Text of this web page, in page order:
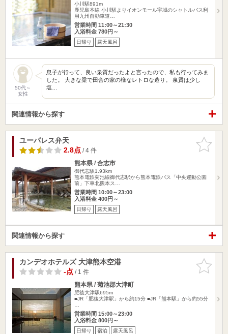
小川駅891m
鹿児島本線 小川駅よりイオンモール宇城のシャトルバス利
用九州自動車道…
営業時間 11:00～21:30
入浴料金 780円～
日帰り 露天風呂
50代～
女性
息子が行って、良い泉質だったよと言ったので、私も行ってみま
した。 大きな梁で田舎の家の様なレトロな造り。 泉質は少し
塩…
関連情報から探す
お気に入
りに追加
ユーパレス弁天
2.8点/ 4 件
熊本県 / 合志市
御代志駅1.93km
熊本電鉄菊池線御代志駅から熊本電鉄バス「中央運動公園
前」下車北熊本ス…
営業時間 10:00～23:00
入浴料金 400円～
日帰り 露天風呂
関連情報から探す
お気に入
りに追加
カンデオホテルズ 大津熊本空港
-点/ 1 件
熊本県 / 菊池郡大津町
肥後大津駅695m
■JR「肥後大津駅」から約15分 ■JR「熊本駅」から約55分
営業時間 15:00～23:00
入浴料金 800円～
日帰り 宿泊 露天風呂